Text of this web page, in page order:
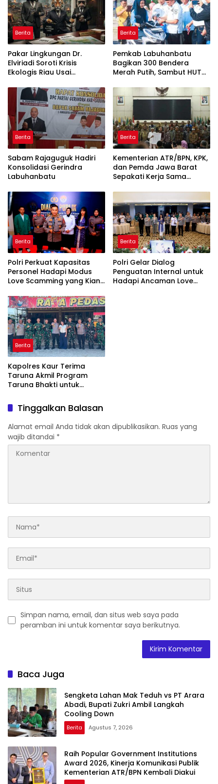
Berita
Pakar Lingkungan Dr.
Elviriadi Soroti Krisis
Ekologis Riau Usai
Monyet, Harimau, dan
Beruang Terhadap Warga
Berita
Pemkab Labuhanbatu
Bagikan 300 Bendera
Merah Putih, Sambut HUT
Berita
Sabam Rajaguguk Hadiri
Konsolidasi Gerindra
Labuhanbatu
Berita
Kementerian ATR/BPN, KPK,
dan Pemda Jawa Barat
Sepakati Kerja Sama
Korupsi serta Penguatan
Ekonomi Daerah
Berita
Polri Perkuat Kapasitas
Personel Hadapi Modus
Love Scamming yang Kian
Berita
Polri Gelar Dialog
Penguatan Internal untuk
Hadapi Ancaman Love
Berita
Kapolres Kaur Terima
Taruna Akmil Program
Taruna Bhakti untuk
Rakyat Kabupaten Kaur
Tinggalkan Balasan
Alamat email Anda tidak akan dipublikasikan. Ruas yang
wajib ditandai *
Simpan nama, email, dan situs web saya pada
peramban ini untuk komentar saya berikutnya.
Baca Juga
Sengketa Lahan Mak Teduh vs PT Arara
Abadi, Bupati Zukri Ambil Langkah
Cooling Down
Berita Agustus 7, 2026
Raih Popular Government Institutions
Award 2026, Kinerja Komunikasi Publik
Kementerian ATR/BPN Kembali Diakui